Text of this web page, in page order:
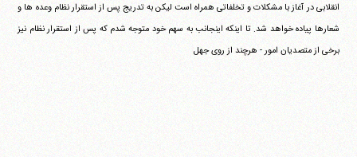
انقلابی در آغاز با مشکلات و تخلفاتی همراه است لیکن به تدریج پس از استقرار نظام وعده ها و
شعارها پیاده خواهد شد. تا اینکه اینجانب به سهم خود متوجه شدم که پس از استقرار نظام نیز
برخی از متصدیان امور - هرچند از روی جهل